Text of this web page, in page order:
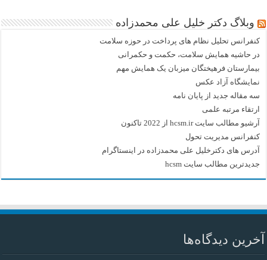
وبلاگ دکتر خلیل علی محمدزاده
کنفرانس تحلیل نظام های پرداخت در حوزه سلامت
در حاشیه همایش سلامت، حکمت و حکمرانی
بیمارستان فرهیختگان میزبان یک همایش مهم
نمایشگاه آزاد عکس
سه مقاله جدید از پایان نامه
ارتقاء مرتبه علمی
آرشیو مطالب سایت hcsm.ir از 2022 تاکنون
کنفرانس مدیریت تحول
آدرس های دکترخلیل علی محمدزاده در اینستاگرام
جدیدترین مطالب سایت hcsm
آخرین دیدگاه‌ها